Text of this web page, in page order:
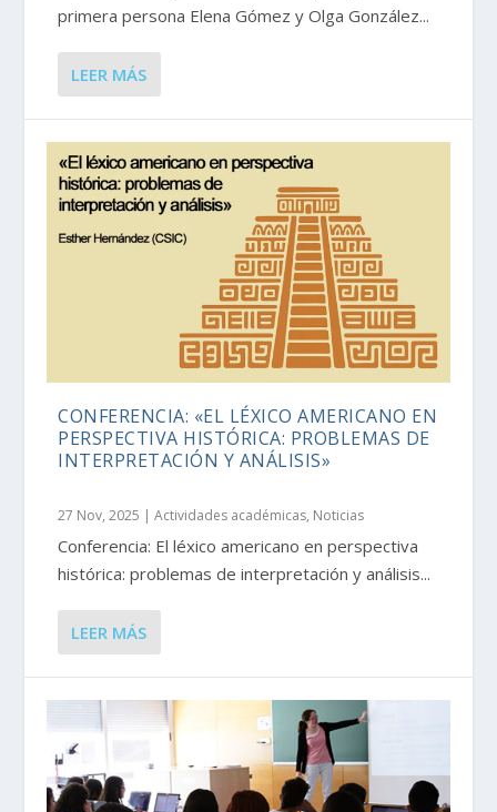
primera persona Elena Gómez y Olga González...
LEER MÁS
CONFERENCIA: «EL LÉXICO AMERICANO EN
PERSPECTIVA HISTÓRICA: PROBLEMAS DE
INTERPRETACIÓN Y ANÁLISIS»
27 Nov, 2025 |Actividades académicas, Noticias
Conferencia: El léxico americano en perspectiva
histórica: problemas de interpretación y análisis...
LEER MÁS